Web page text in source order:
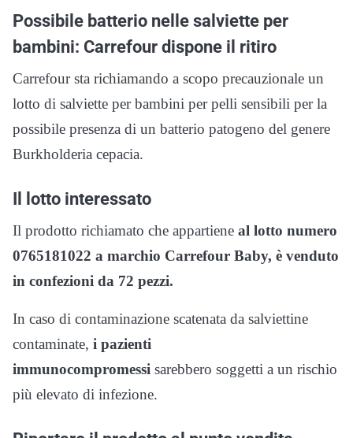
Possibile batterio nelle salviette per
bambini: Carrefour dispone il ritiro
Carrefour sta richiamando a scopo precauzionale un
lotto di salviette per bambini per pelli sensibili per la
possibile presenza di un batterio patogeno del genere
Burkholderia cepacia.
Il lotto interessato
Il prodotto richiamato che appartiene al lotto numero
0765181022 a marchio Carrefour Baby, è venduto
in confezioni da 72 pezzi.
In caso di contaminazione scatenata da salviettine
contaminate, i pazienti
immunocompromessi sarebbero soggetti a un rischio
più elevato di infezione.